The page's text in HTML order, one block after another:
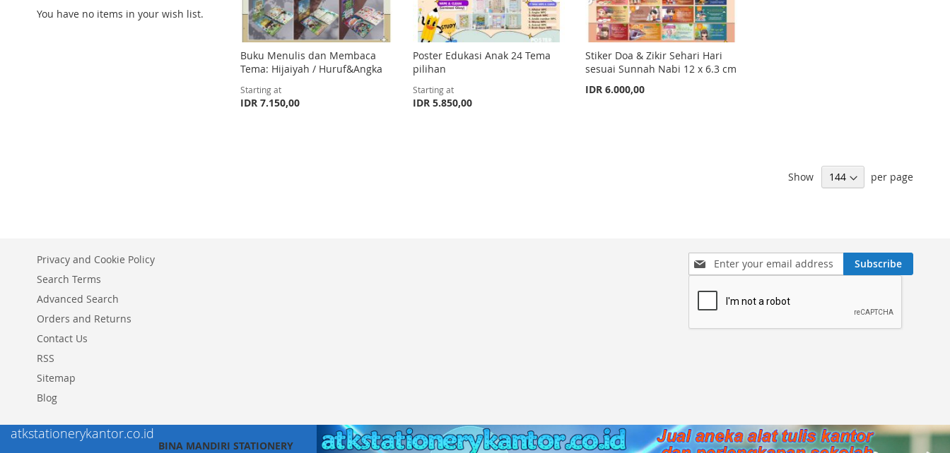
Buku Menulis dan Membaca
Tema: Hijaiyah / Huruf&Angka
Starting at
IDR 7.150,00
Poster Edukasi Anak 24 Tema
pilihan
Starting at
IDR 5.850,00
Stiker Doa & Zikir Sehari Hari
sesuai Sunnah Nabi 12 x 6.3 cm
IDR 6.000,00
Show per page
You have no items in your wish list.
Sign
Up
Newsletter:
Subscribe
Privacy and Cookie Policy
Search Terms
Advanced Search
Orders and Returns
Contact Us
RSS
Sitemap
Blog
atkstationerykantor.co.id
BINA MANDIRI STATIONERY